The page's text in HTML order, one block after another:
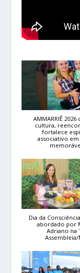
AMMARRIÊ 2026
cultura,
fortalece
associativo
Dia da
abordado por
Adriano na
Assembleia/